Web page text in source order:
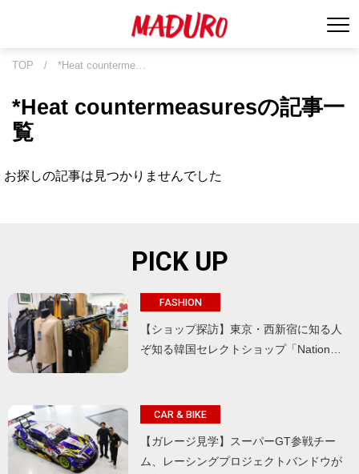
TOP / *Heat counterme…
*Heat countermeasuresの記事一
覧
お探しの記事は見つかりませんでした
PICK UP
FASHION
【ショップ探訪】東京・西新宿に知る人
ぞ知る韓国セレクトショップ「Nation…
CAR & BIKE
【ガレージ見学】スーパーGT参戦チー
ム、レーシングプロジェクトバンドウが